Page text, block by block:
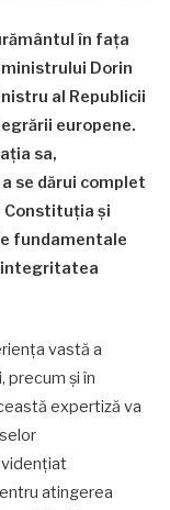
în fața
Dorin
al Republicii
europene.
sa,
se dărui complet
și
fundamentale
integritatea
vastă a
precum și în
expertiză va
atingerea